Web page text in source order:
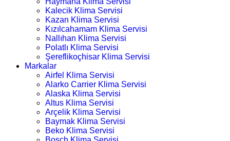
Kalecik Klima Servisi
Kazan Klima Servisi
Kızılcahamam Klima Servisi
Nallıhan Klima Servisi
Polatlı Klima Servisi
Şereflikoçhisar Klima Servisi
Markalar
Airfel Klima Servisi
Alarko Carrier Klima Servisi
Alaska Klima Servisi
Altus Klima Servisi
Arçelik Klima Servisi
Baymak Klima Servisi
Beko Klima Servisi